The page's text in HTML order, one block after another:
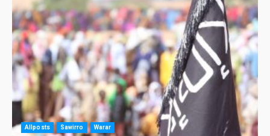
Allposts Sawirro Warar